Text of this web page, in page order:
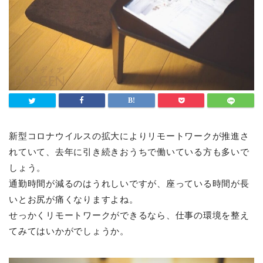
新型コロナウイルスの拡大によりリモートワークが推進さ
れていて、去年に引き続きおうちで働いている方も多いで
しょう。
通勤時間が減るのはうれしいですが、座っている時間が長
いとお尻が痛くなりますよね。
せっかくリモートワークができるなら、仕事の環境を整え
てみてはいかがでしょうか。